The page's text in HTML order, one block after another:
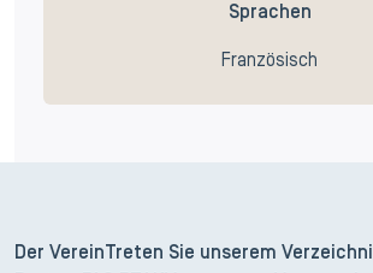
Sprachen
Französisch
Der Verein Treten Sie unserem